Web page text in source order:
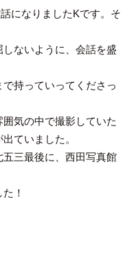
になりましたKです。そ
ないように、会話を盛
持っていってくださっ
気の中で撮影していた
ていました。
三最後に、西田写真館
！